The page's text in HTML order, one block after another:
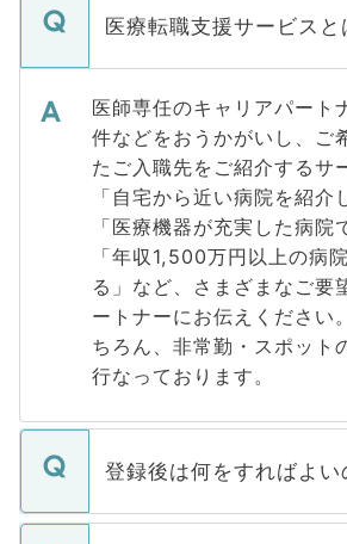
医療転職支援サービスと
医師専任のキャリアパート
件などをおうかがいし、ご
たご入職先をご紹介するサ
「自宅から近い病院を紹介
「医療機器が充実した病院
「年収1,500万円以上の病
る」など、さまざまなご要
ートナーにお伝えください
ちろん、非常勤・スポット
行なっております。
登録後は何をすればよい
ご登録いただきましたら、